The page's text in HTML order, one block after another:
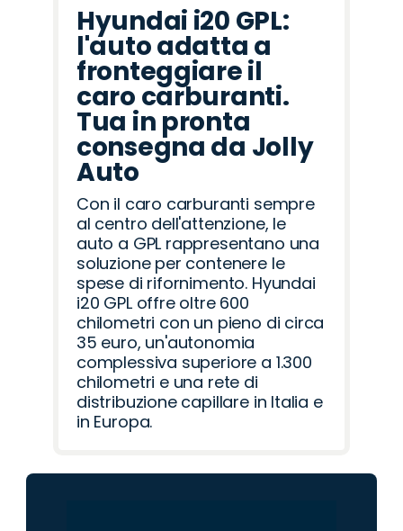
Hyundai i20 GPL:
l'auto adatta a
fronteggiare il
caro carburanti.
Tua in pronta
consegna da Jolly
Auto
Con il caro carburanti sempre
al centro dell'attenzione, le
auto a GPL rappresentano una
soluzione per contenere le
spese di rifornimento. Hyundai
i20 GPL offre oltre 600
chilometri con un pieno di circa
35 euro, un'autonomia
complessiva superiore a 1.300
chilometri e una rete di
distribuzione capillare in Italia e
in Europa.